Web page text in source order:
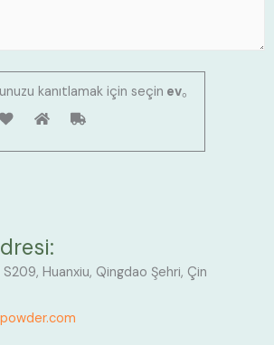
kanıtlamak için seçin ev。
S209, Huanxiu, Qingdao Şehri, Çin